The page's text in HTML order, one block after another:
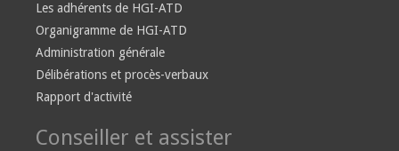
Les adhérents de HGI-ATD
Organigramme de HGI-ATD
Administration générale
Délibérations et procès-verbaux
Rapport d'activité
Conseiller et assister